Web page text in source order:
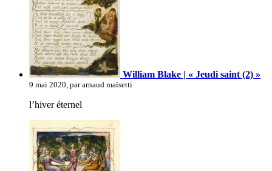
William Blake | « Jeudi saint (2) »
9 mai 2020, par arnaud maïsetti
l’hiver éternel